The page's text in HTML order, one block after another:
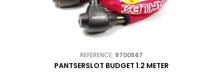
REFERENCE: 9700567
PANTSERSLOT BUDGET 1.2 METER